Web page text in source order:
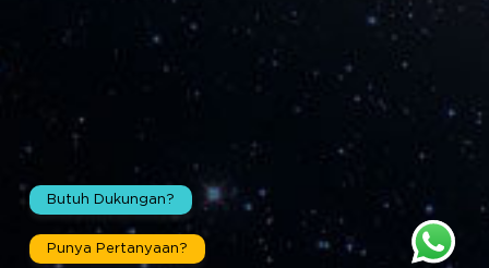
Butuh Dukungan?
Punya Pertanyaan?